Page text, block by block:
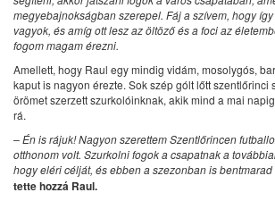
megyebajnokságban szerepel. Fáj a szívem, hogy
vagyok, és amíg ott lesz az öltöző és a foci az
fogom magam érezni.
Amellett, hogy Raul egy mindig vidám, mosolygós,
kaput is nagyon érezte. Sok szép gólt lőtt szentlőrinci
örömet szerzett szurkolóinknak, akik mind a mai
rá.
– Én is rájuk! Nagyon szerettem Szentlőrincen
otthonom volt. Szurkolni fogok a csapatnak a
hogy eléri célját, és ebben a szezonban is
tette hozzá Raul.